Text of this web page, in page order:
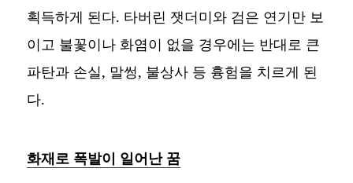
획득하게 된다. 타버린 잿더미와 검은 연기만 보
이고 불꽃이나 화염이 없을 경우에는 반대로 큰
파탄과 손실, 말썽, 불상사 등 흉험을 치르게 된
다.
화재로 폭발이 일어난 꿈